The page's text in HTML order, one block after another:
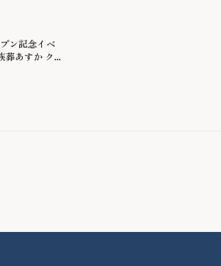
ン記念イベ
葬あすか ク
サプライ串